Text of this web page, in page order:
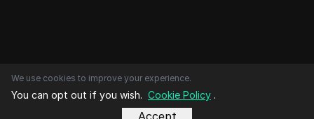
We use cookies to improve your experience.
You can opt out if you wish. Cookie Policy .
Accept